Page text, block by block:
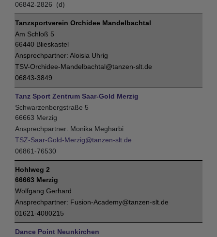
06842-2826 (d)
Tanzsportverein Orchidee Mandelbachtal
Am Schloß 5
66440 Blieskastel
Aloisia Uhrig
TSV-Orchidee-Mandelbachtal@tanzen-slt.de
06843-3849
Tanz Sport Zentrum Saar-Gold Merzig
Schwarzenbergstraße 5
66663 Merzig
Monika Megharbi
TSZ-Saar-Gold-Merzig@tanzen-slt.de
06861-76530
Hohlweg 2
66663 Merzig
Wolfgang Gerhard
Fusion-Academy@tanzen-slt.de
01621-4080215
Dance Point Neunkirchen